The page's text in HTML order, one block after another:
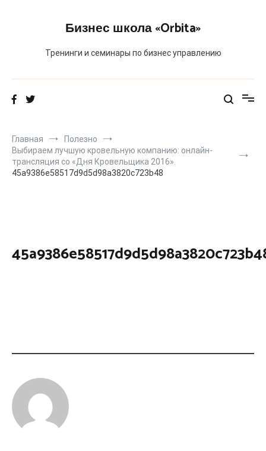
Бизнес школа «Orbita»
Тренинги и семинары по бизнес управлению
Главная
Полезно
Выбираем лучшую кровельную компанию: онлайн-
трансляция со «Дня Кровельщика 2016».
45a9386e58517d9d5d98a3820c723b48